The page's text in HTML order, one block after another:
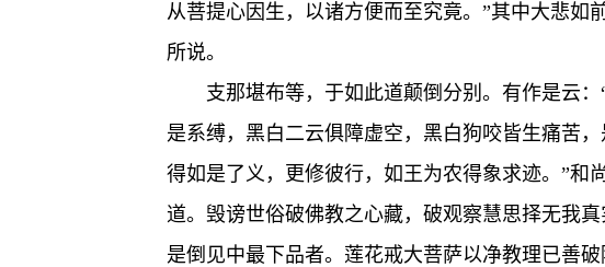
从菩提心因生，以诸方便而至究竟。”其中大悲
所说。
支那堪布等，于如此道颠倒分别。有作是云
是系缚，黑白二云俱障虚空，黑白狗咬皆生痛苦
得如是了义，更修彼行，如王为农得象求迹。”和
道。毁谤世俗破佛教之心藏，破观察慧思择无我
是倒见中最下品者。莲花戒大菩萨以净教理已善